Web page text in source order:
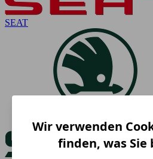
SEAT
Wir verwenden
finden, was Sie